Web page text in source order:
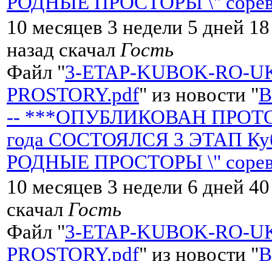
10 месяцев 3 недели 5 дней
назад скачал Гость
Файл "3-ETAP-KUBOK-RO-
PROSTORY.pdf" из новости "
-- ***ОПУБЛИКОВАН
года СОСТОЯЛСЯ 3 ЭТАП
РОДНЫЕ ПРОСТОРЫ \"
10 месяцев 3 недели 6 дней
скачал Гость
Файл "3-ETAP-KUBOK-RO-
PROSTORY.pdf" из новости "